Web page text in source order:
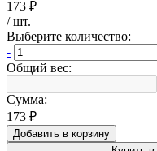
173 ₽
/шт.
Выберите количество:
-
Общий вес:
Сумма:
173 ₽
Добавить в корзину